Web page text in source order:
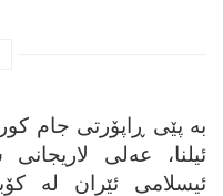
به‌ پێی ڕاپۆرتی جام
ئیلنا، عه‌لی
ئیسلامی ئێران له‌